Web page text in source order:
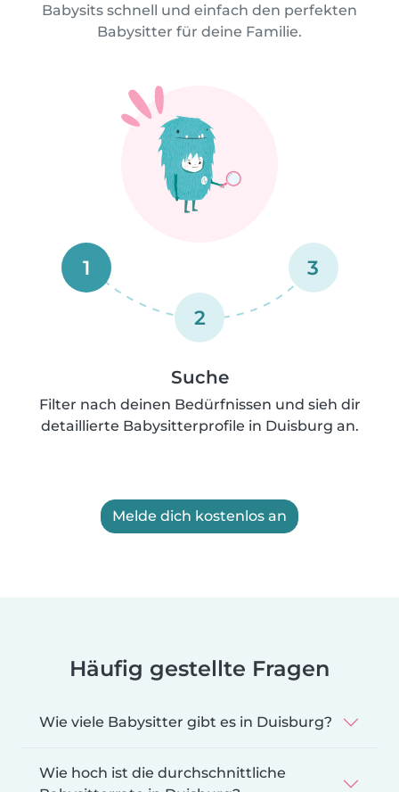
Babysits schnell und einfach den perfekten
Babysitter für deine Familie.
1
2
3
Suche
Filter nach deinen Bedürfnissen und sieh dir
detaillierte Babysitterprofile in Duisburg an.
Melde dich kostenlos an
Häufig gestellte Fragen
Wie viele Babysitter gibt es in Duisburg?
Wie hoch ist die durchschnittliche